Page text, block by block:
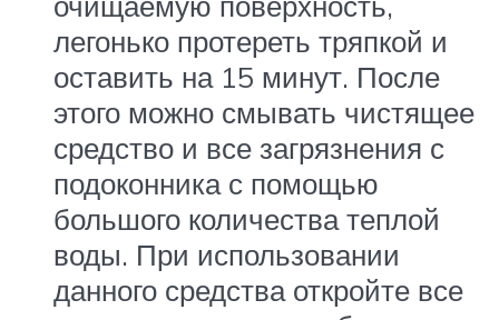
легонько протереть тряпкой и
оставить на 15 минут. После
этого можно смывать чистящее
средство и все загрязнения с
подоконника с помощью
большого количества теплой
воды. При использовании
данного средства откройте все